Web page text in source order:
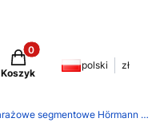
Produkty w koszyku: 0.
Koszyk
polski zł
Bramy garażowe segmentowe Hörmann LPU 42